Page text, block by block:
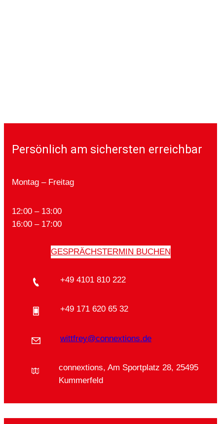
Persönlich am sichersten erreichbar
Montag – Freitag
12:00 – 13:00
16:00 – 17:00
GESPRÄCHSTERMIN BUCHEN
+49 4101 810 222
+49 171 620 65 32
wittfrey@connextions.de
connextions, Am Sportplatz 28, 25495
Kummerfeld